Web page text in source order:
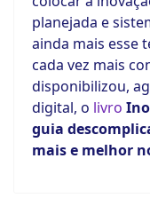
planejada e
ainda mais esse
cada vez mais
disponibilizou,
digital, o livro
guia
mais e melhor